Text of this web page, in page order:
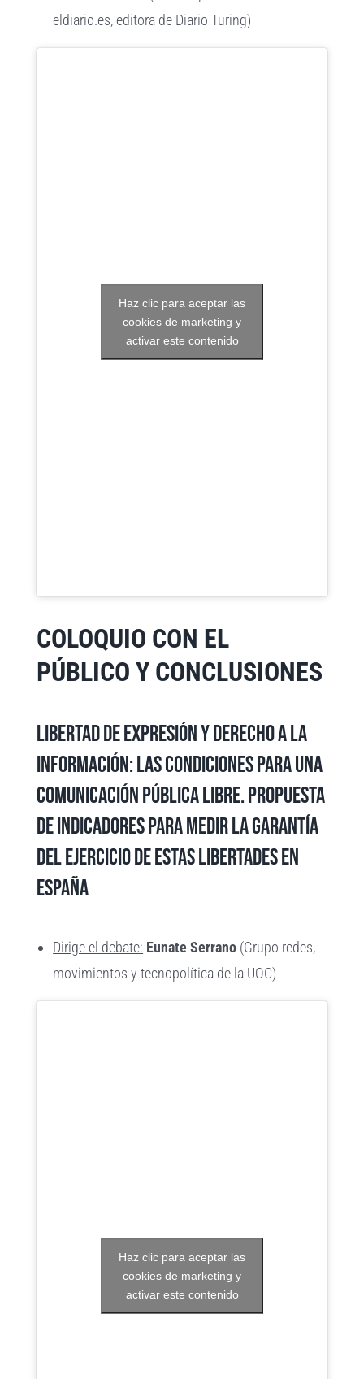
eldiario.es, editora de Diario Turing)
Haz clic para aceptar las
cookies de marketing y
activar este contenido
COLOQUIO CON EL
PÚBLICO Y CONCLUSIONES
Libertad de expresión y derecho a la
información: las condiciones para una
comunicación pública libre. Propuesta
de indicadores para medir la garantía
del ejercicio de estas libertades en
España
Dirige el debate: Eunate Serrano (Grupo redes,
movimientos y tecnopolítica de la UOC)
Haz clic para aceptar las
cookies de marketing y
activar este contenido